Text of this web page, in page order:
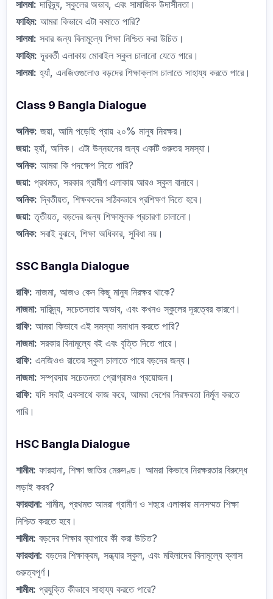
সালমা: দারিদ্র্য, স্কুলের অভাব, এবং সামাজিক উদাসীনতা।
ফাহিম: আমরা কিভাবে এটা কমাতে পারি?
সালমা: সবার জন্য বিনামূল্যে শিক্ষা নিশ্চিত করা উচিত।
ফাহিম: দূরবর্তী এলাকায় মোবাইল স্কুল চালানো যেতে পারে।
সালমা: হ্যাঁ, এনজিওগুলোও বড়দের শিক্ষাক্লাস চালাতে সাহায্য করতে পারে।
Class 9 Bangla Dialogue
অনিক: জয়া, আমি পড়েছি প্রায় ২০% মানুষ নিরক্ষর।
জয়া: হ্যাঁ, অনিক। এটা উন্নয়নের জন্য একটি গুরুতর সমস্যা।
অনিক: আমরা কি পদক্ষেপ নিতে পারি?
জয়া: প্রথমত, সরকার গ্রামীণ এলাকায় আরও স্কুল বানাবে।
অনিক: দ্বিতীয়ত, শিক্ষকদের সঠিকভাবে প্রশিক্ষণ দিতে হবে।
জয়া: তৃতীয়ত, বড়দের জন্য শিক্ষামূলক প্রচারণা চালানো।
অনিক: সবাই বুঝবে, শিক্ষা অধিকার, সুবিধা নয়।
SSC Bangla Dialogue
রাফি: নাজমা, আজও কেন কিছু মানুষ নিরক্ষর থাকে?
নাজমা: দারিদ্র্য, সচেতনতার অভাব, এবং কখনও স্কুলের দূরত্বের কারণে।
রাফি: আমরা কিভাবে এই সমস্যা সমাধান করতে পারি?
নাজমা: সরকার বিনামূল্যে বই এবং বৃত্তি দিতে পারে।
রাফি: এনজিওও রাতের স্কুল চালাতে পারে বড়দের জন্য।
নাজমা: সম্প্রদায় সচেতনতা প্রোগ্রামও প্রয়োজন।
রাফি: যদি সবাই একসাথে কাজ করে, আমরা দেশের নিরক্ষরতা নির্মূল করতে
পারি।
HSC Bangla Dialogue
শামীম: ফারহানা, শিক্ষা জাতির মেরুদণ্ড। আমরা কিভাবে নিরক্ষরতার বিরুদ্ধে
লড়াই করব?
ফারহানা: শামীম, প্রথমত আমরা গ্রামীণ ও শহুরে এলাকায় মানসম্মত শিক্ষা
নিশ্চিত করতে হবে।
শামীম: বড়দের শিক্ষার ব্যাপারে কী করা উচিত?
ফারহানা: বড়দের শিক্ষাক্রম, সন্ধ্যার স্কুল, এবং মহিলাদের বিনামূল্যে ক্লাস
গুরুত্বপূর্ণ।
শামীম: প্রযুক্তি কীভাবে সাহায্য করতে পারে?